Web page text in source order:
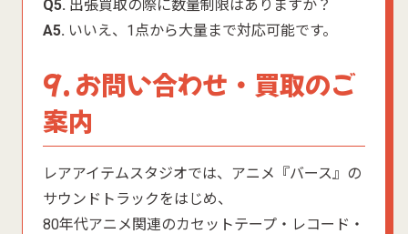
Q5. 出張買取の際に数量制限はありますか？
A5. いいえ、1点から大量まで対応可能です。
9. お問い合わせ・買取のご
案内
レアアイテムスタジオでは、アニメ『バース』の
サウンドトラックをはじめ、
80年代アニメ関連のカセットテープ・レコード・